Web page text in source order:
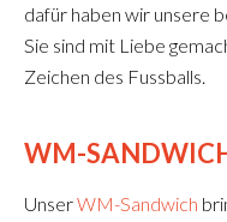
dafür haben wir unsere
Sie sind mit Liebe
Zeichen des Fussballs.
WM-
UnserWM-Sandwich